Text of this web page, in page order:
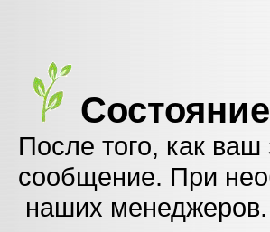
После того, как
сообщение. При
наших менеджеров.